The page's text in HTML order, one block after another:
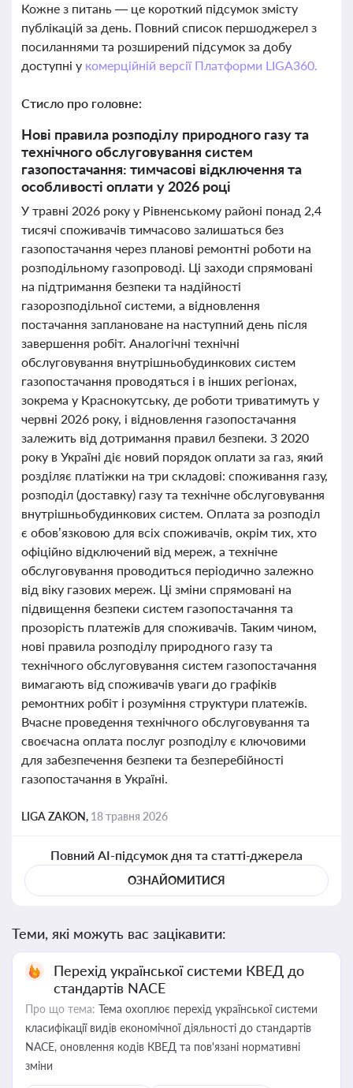
Кожне з питань — це короткий підсумок змісту
публікацій за день. Повний список першоджерел з
посиланнями та розширений підсумок за добу
доступні у комерційній версії Платформи LIGA360.
Стисло про головне:
Нові правила розподілу природного газу та
технічного обслуговування систем
газопостачання: тимчасові відключення та
особливості оплати у 2026 році
У травні 2026 року у Рівненському районі понад 2,4
тисячі споживачів тимчасово залишаться без
газопостачання через планові ремонтні роботи на
розподільному газопроводі. Ці заходи спрямовані
на підтримання безпеки та надійності
газорозподільної системи, а відновлення
постачання заплановане на наступний день після
завершення робіт. Аналогічні технічні
обслуговування внутрішньобудинкових систем
газопостачання проводяться і в інших регіонах,
зокрема у Краснокутську, де роботи триватимуть у
червні 2026 року, і відновлення газопостачання
залежить від дотримання правил безпеки. З 2020
року в Україні діє новий порядок оплати за газ, який
розділяє платіжки на три складові: споживання газу,
розподіл (доставку) газу та технічне обслуговування
внутрішньобудинкових систем. Оплата за розподіл
є обов’язковою для всіх споживачів, окрім тих, хто
офіційно відключений від мереж, а технічне
обслуговування проводиться періодично залежно
від віку газових мереж. Ці зміни спрямовані на
підвищення безпеки систем газопостачання та
прозорість платежів для споживачів. Таким чином,
нові правила розподілу природного газу та
технічного обслуговування систем газопостачання
вимагають від споживачів уваги до графіків
ремонтних робіт і розуміння структури платежів.
Вчасне проведення технічного обслуговування та
своєчасна оплата послуг розподілу є ключовими
для забезпечення безпеки та безперебійності
газопостачання в Україні.
LIGA ZAKON, 18 травня 2026
Повний AI-підсумок дня та статті-джерела
ОЗНАЙОМИТИСЯ
Теми, які можуть вас зацікавити:
Перехід української системи КВЕД до
стандартів NACE
Про що тема: Тема охоплює перехід української системи
класифікації видів економічної діяльності до стандартів
NACE, оновлення кодів КВЕД та пов'язані нормативні
зміни